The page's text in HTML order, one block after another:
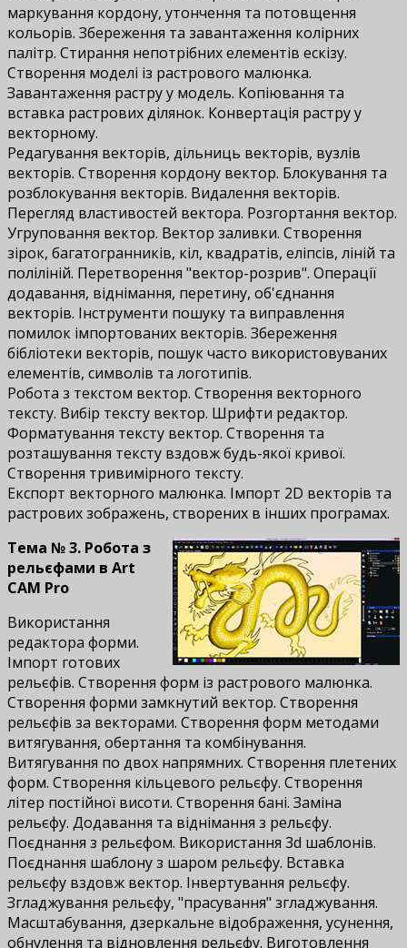
маркування кордону, утончення та потовщення
кольорів. Збереження та завантаження колірних
палітр. Стирання непотрібних елементів ескізу.
Створення моделі із растрового малюнка.
Завантаження растру у модель. Копіювання та
вставка растрових ділянок. Конвертація растру у
векторному.
Редагування векторів, дільниць векторів, вузлів
векторів. Створення кордону вектор. Блокування та
розблокування векторів. Видалення векторів.
Перегляд властивостей вектора. Розгортання вектор.
Угруповання вектор. Вектор заливки. Створення
зірок, багатогранників, кіл, квадратів, еліпсів, ліній та
поліліній. Перетворення "вектор-розрив". Операції
додавання, віднімання, перетину, об'єднання
векторів. Інструменти пошуку та виправлення
помилок імпортованих векторів. Збереження
бібліотеки векторів, пошук часто використовуваних
елементів, символів та логотипів.
Робота з текстом вектор. Створення векторного
тексту. Вибір тексту вектор. Шрифти редактор.
Форматування тексту вектор. Створення та
розташування тексту вздовж будь-якої кривої.
Створення тривимірного тексту.
Експорт векторного малюнка. Імпорт 2D векторів та
растрових зображень, створених в інших програмах.
Тема № 3. Робота з
рельєфами в Art
CAM Pro
Використання
редактора форми.
Імпорт готових
рельєфів. Створення форм із растрового малюнка.
Створення форми замкнутий вектор. Створення
рельєфів за векторами. Створення форм методами
витягування, обертання та комбінування.
Витягування по двох напрямних. Створення плетених
форм. Створення кільцевого рельєфу. Створення
літер постійної висоти. Створення бані. Заміна
рельєфу. Додавання та віднімання з рельєфу.
Поєднання з рельєфом. Використання 3d шаблонів.
Поєднання шаблону з шаром рельєфу. Вставка
рельєфу вздовж вектор. Інвертування рельєфу.
Згладжування рельєфу, "прасування" згладжування.
Масштабування, дзеркальне відображення, усунення,
обнулення та відновлення рельєфу. Виготовлення